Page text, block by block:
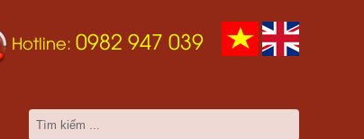
Hotline: 0982 947 039